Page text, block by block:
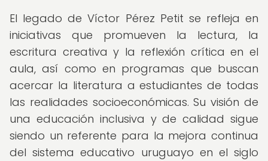
El legado de Víctor Pérez Petit se refleja en
iniciativas que promueven la lectura, la
escritura creativa y la reflexión crítica en el
aula, así como en programas que buscan
acercar la literatura a estudiantes de todas
las realidades socioeconómicas. Su visión de
una educación inclusiva y de calidad sigue
siendo un referente para la mejora continua
del sistema educativo uruguayo en el siglo